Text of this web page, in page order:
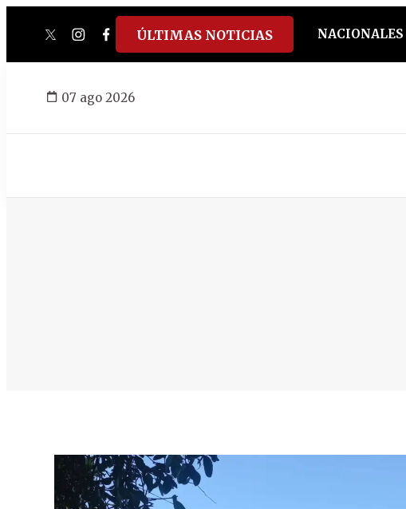
twitterinstagram
facebook
tiktokyoutube
spotify
ÚLTIMAS NOTICIAS NACIONALES
07 ago 2026